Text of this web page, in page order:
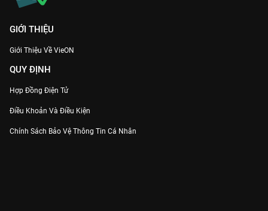
GIỚI THIỆU
Giới Thiệu Về VieON
QUY ĐỊNH
Hợp Đồng Điện Tử
Điều Khoản Và Điều Kiện
Chính Sách Bảo Vệ Thông Tin Cá Nhân